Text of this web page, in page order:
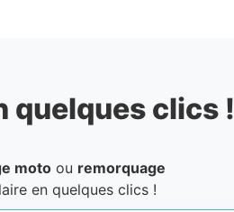
quelques clics !
motoou remorquage
en quelques clics !